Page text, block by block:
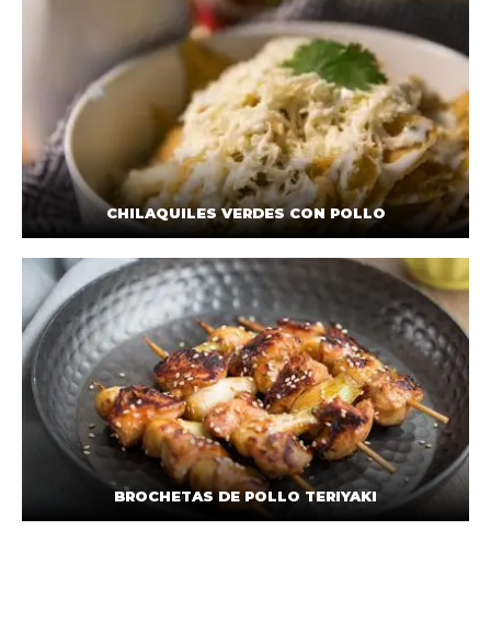
CHILAQUILES VERDES CON POLLO
BROCHETAS DE POLLO TERIYAKI